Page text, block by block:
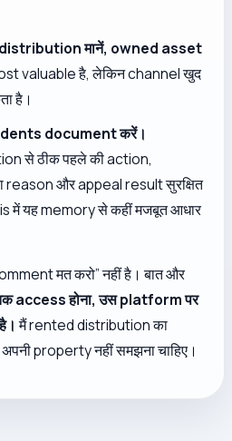
मानें, owned asset
valuable है, लेकिन channel खुद
है।
document करें।
से ठीक पहले की action,
reason और appeal result सुरक्षित
में यह memory से कहीं मजबूत आधार
मत करो” नहीं है। बात और
access होना, उस platform पर
मैं rented distribution का
property नहीं समझना चाहिए।